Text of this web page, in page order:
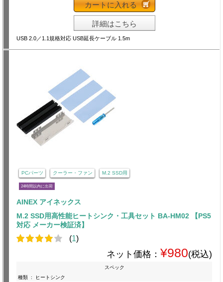
カートに入れる
詳細はこちら
USB 2.0／1.1規格対応 USB延長ケーブル 1.5m
PCパーツ クーラー・ファン M.2 SSD用
24時間以内に出荷
AINEX アイネックス
M.2 SSD用高性能ヒートシンク・工具セット BA-HM02 【PS5
対応 メーカー検証済】
(1)
ネット価格： ¥980(税込)
スペック
種類 : ヒートシンク